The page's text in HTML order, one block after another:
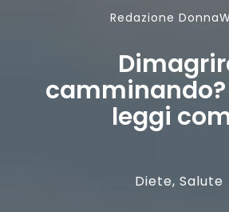
Redazione
camminando?
leggi
Diete, Salute